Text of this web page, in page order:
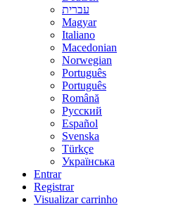
עברית
Magyar
Italiano
Macedonian
Norwegian
Português
Português
Română
Русский
Español
Svenska
Türkçe
Українська
Entrar
Registrar
Visualizar carrinho